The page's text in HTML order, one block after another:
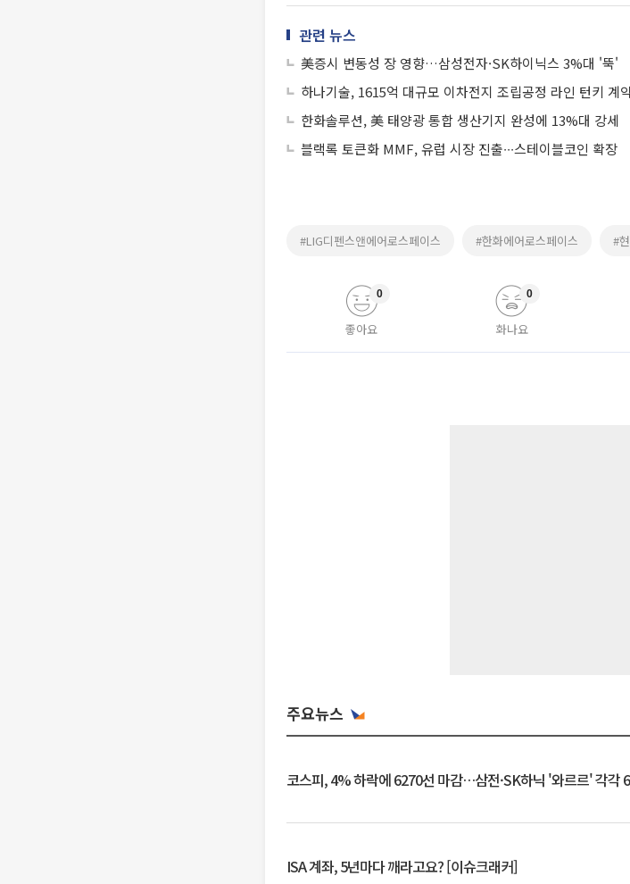
관련 뉴스
美증시 변동성 장 영향…삼성전자·SK하이닉스 3%대 '뚝'
하나기술, 1615억 대규모 이차전지 조립공정 라인 턴키 계
한화솔루션, 美 태양광 통합 생산기지 완성에 13%대 강세
블랙록 토큰화 MMF, 유럽 시장 진출∙∙∙스테이블코인 확장
#LIG디펜스앤에어로스페이스 #한화에어로스페이스 #
좋아요
0
화나요
0
주요뉴스
코스피, 4% 하락에 6270선 마감…삼전·SK하닉 '와르르' 각각
ISA 계좌, 5년마다 깨라고요? [이슈크래커]